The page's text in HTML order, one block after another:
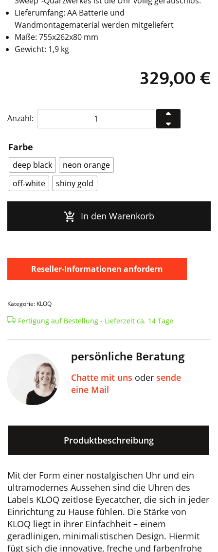
Lieferumfang: AA Batterie und
Wandmontagematerial werden mitgeliefert
Maße: 755x262x80 mm
Gewicht: 1,9 kg
329,00€
Farbe
deep black
neon orange
off-white
shiny gold
Anzahl:
Pendeluhr
L
Menge
In den Warenkorb
Reseller-Informationen anfordern
Kategorie: KLOQ
Fertigung auf Bestellung - Lieferzeit ca. 14 Tage
persönliche Beratung
Chatte mit uns oder sende
eine Mail
Produktbeschreibung
Mit der Form einer nostalgischen Uhr und ein
ultramodernes Aussehen sind die Uhren des
Labels KLOQ zeitlose Eyecatcher, die sich in jeder
Einrichtung zu Hause fühlen. Die Stärke von
KLOQ liegt in ihrer Einfachheit – einem
geradlinigen, minimalistischen Design. Hiermit
fügt sich die innovative, freche und farbenfrohe